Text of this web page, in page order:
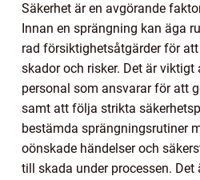
Säkerhet är en avgörande
Innan en sprängning kan äga
rad försiktighetsåtgärder för
skador och risker. Det är
personal som ansvarar för att
samt att följa strikta
bestämda sprängningsrutiner
oönskade händelser och
till skada under processen.